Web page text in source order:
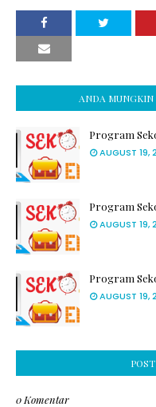
ANDA
Program
AUGUST 19,
Program
AUGUST 19,
Program
AUGUST 19,
0 Komentar